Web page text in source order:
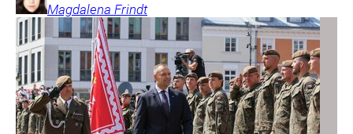
Magdalena Frindt